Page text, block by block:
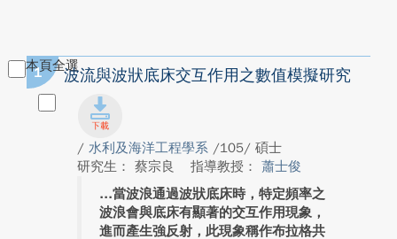
本頁全選
1 波流與波狀底床交互作用之數值模擬研究
/ 水利及海洋工程學系 /105/ 碩士
研究生： 蔡宗良
指導教授： 蕭士俊
當波浪通過波狀底床時，特定頻率之
波浪會與底床有顯著的交互作用現象，
進而產生強反射，此現象稱作布拉格共